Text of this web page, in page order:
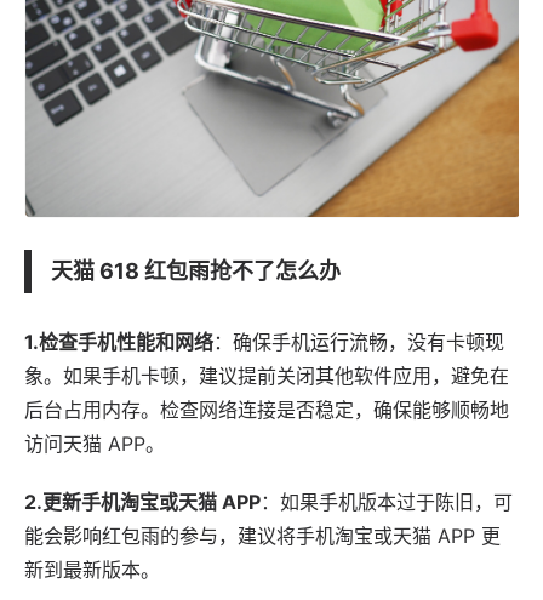
天猫 618 红包雨抢不了怎么办
1.检查手机性能和网络：确保手机运行流畅，没有卡顿现
象。如果手机卡顿，建议提前关闭其他软件应用 ，避免在
后台占用内存。检查网络连接是否稳定，确保能够顺畅地
访问天猫 APP。
2.更新手机淘宝或天猫 APP：如果手机版本过于陈旧，可
能会影响红包雨的参与，建议将手机淘宝或天猫 APP 更
新到最新版本。